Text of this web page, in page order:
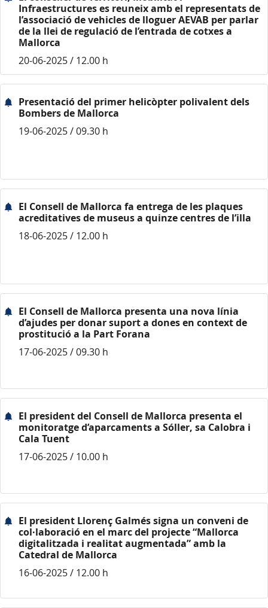
Infraestructures es reuneix amb el representats de
l’associació de vehicles de lloguer AEVAB per parlar
de la llei de regulació de l’entrada de cotxes a
Mallorca
20-06-2025 / 12.00 h
Presentació del primer helicòpter polivalent dels
Bombers de Mallorca
19-06-2025 / 09.30 h
El Consell de Mallorca fa entrega de les plaques
acreditatives de museus a quinze centres de l’illa
18-06-2025 / 12.00 h
El Consell de Mallorca presenta una nova línia
d’ajudes per donar suport a dones en context de
prostitució a la Part Forana
17-06-2025 / 09.30 h
El president del Consell de Mallorca presenta el
monitoratge d’aparcaments a Sóller, sa Calobra i
Cala Tuent
17-06-2025 / 10.00 h
El president Llorenç Galmés signa un conveni de
col·laboració en el marc del projecte “Mallorca
digitalitzada i realitat augmentada” amb la
Catedral de Mallorca
16-06-2025 / 12.00 h